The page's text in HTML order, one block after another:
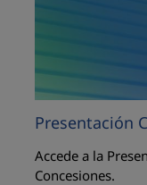
Presentación
Accede a la
Concesiones.